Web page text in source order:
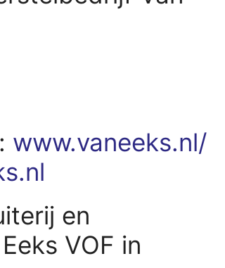
www.vaneeks.nl/
en
VOF in